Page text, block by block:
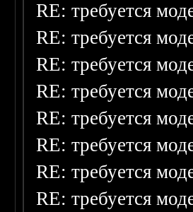
RE: требуется
RE: требуется
RE: требуется
RE: требуется
RE: требуется
RE: требуется
RE: требуется
RE: требуется